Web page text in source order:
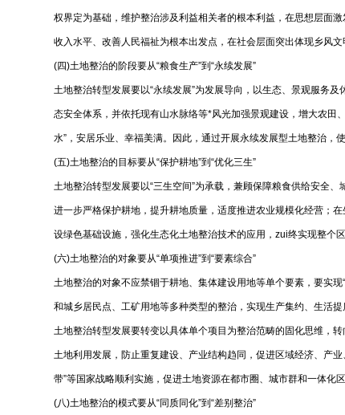
权界定为基础，维护整治涉及利益相关者的根本利益，在思想层面
收入水平、改善人民福祉为根本出发点，在社会层面突出体现
(四)土地整治的阶段要从“粮食生产”到“永续发展”
土地整治转型发展要以“永续发展”为发展导向，以生态、景观服务
态安全体系，并依托现有山水脉络等*风光加强景观建设，增大农田
水”，安居乐业、幸福美满。因此，通过开展永续发展型土地整
(五)土地整治的目标要从“保护耕地”到“优化三生”
土地整治转型发展要以“三生空间”为承载，兼顾保障粮食供给安全、
进一步严格保护耕地，提升耕地质量，适度推进农业规模化经营；
设绿色基础设施，强化生态化土地整治技术的应用，zui终实现
(六)土地整治的对象要从“单项推进”到“要素综合”
土地整治的对象不应禁锢于耕地、集体建设用地等单个要素，要实
和城乡居民点、工矿用地等多种类型的整治，实现生产集约
土地整治转型发展要转变以具体单个项目为整治范畴的固化思维，
土地利用发展，防止重复建设、产业结构趋同，促进区域经济、产
带”等国家战略顺利实施，促进土地资源在都市圈、城市群和一
(八)土地整治的模式要从“同质同化”到“差别整治”